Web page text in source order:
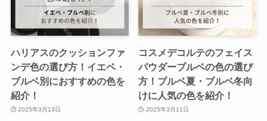
ハリアスのクッションファ
ンデ色の選び方！イエベ・
ブルベ別におすすめの色を
紹介！
2025年3月13日
コスメデコルテのフェイス
パウダーブルベの色の選び
方！ブルベ夏・ブルベ冬向
けに人気の色を紹介！
2025年3月11日